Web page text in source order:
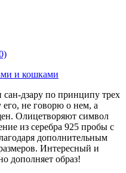
и кошками
дзару по принципу трех
не говорю о нем, а
Олицетворяют символ
из серебра 925 пробы с
дополнительным
Интересный и
дополняет образ!